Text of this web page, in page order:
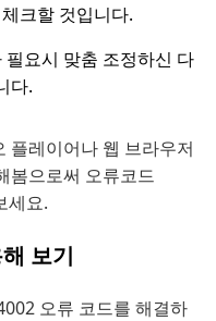
크할 것입니다.
요시 맞춤 조정하신 다
다.
플레이어나 웹 브라우저
봄으로써 오류코드
세요.
보기
오류 코드를 해결하